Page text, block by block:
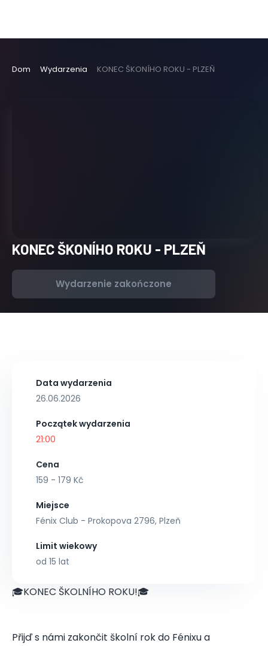
Dom Wydarzenia KONEC ŠKONÍHO ROKU - PLZEŇ
KONEC ŠKONÍHO ROKU - PLZEŇ
Wydarzenie zakończone
Data wydarzenia
26.06.2026
Początek wydarzenia
21:00
Cena
159 - 179 Kč
Miejsce
Fénix Club - Prokopova 2796, Plzeň
Limit wiekowy
od 15 lat
🎓KONEC ŠKOLNÍHO ROKU!🎓
Přijď s námi zakončit školní rok do Fénixu a